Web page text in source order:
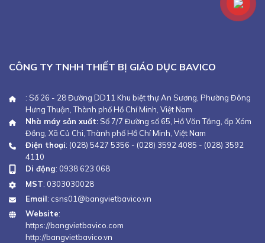
CÔNG TY TNHH THIẾT BỊ GIÁO DỤC BAVICO
: Số 26 - 28 Đường DD11 Khu biệt thự An Sương, Phường Đông
Hưng Thuận, Thành phố Hồ Chí Minh, Việt Nam
Nhà máy sản xuất: Số 7/7 Đường số 65, Hồ Văn Tắng, ấp Xóm
Đồng, Xã Củ Chi, Thành phố Hồ Chí Minh, Việt Nam
Điện thoại: (028) 5427 5356 - (028) 3592 4085 - (028) 3592
4110
Di động: 0938 623 068
MST: 0303030028
Email: csns01@bangvietbavico.vn
Website:
https://bangvietbavico.com
http://bangvietbavico.vn